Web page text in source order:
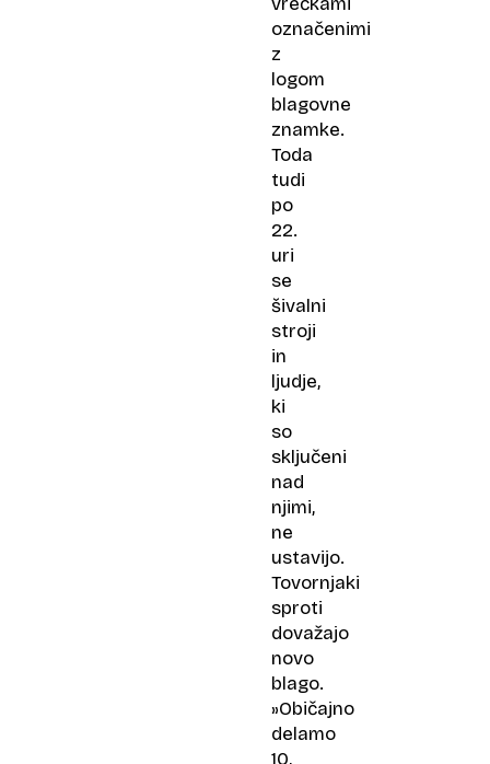
označenimi
z
logom
blagovne
znamke.
Toda
tudi
po
22.
uri
se
šivalni
stroji
in
ljudje,
ki
so
sključeni
nad
njimi,
ne
ustavijo.
Tovornjaki
sproti
dovažajo
novo
blago.
»Običajno
delamo
10,